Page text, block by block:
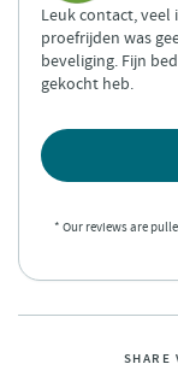
Leuk contact, veel
proefrijden was
beveliging. Fijn
gekocht heb.
* Our reviews are
SHARE